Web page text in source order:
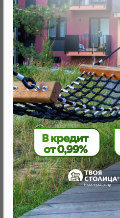
30.10
«Северная
от 0 BYN (0 USD)
Минск, Октябрьский, ул.
метро «Ковальская